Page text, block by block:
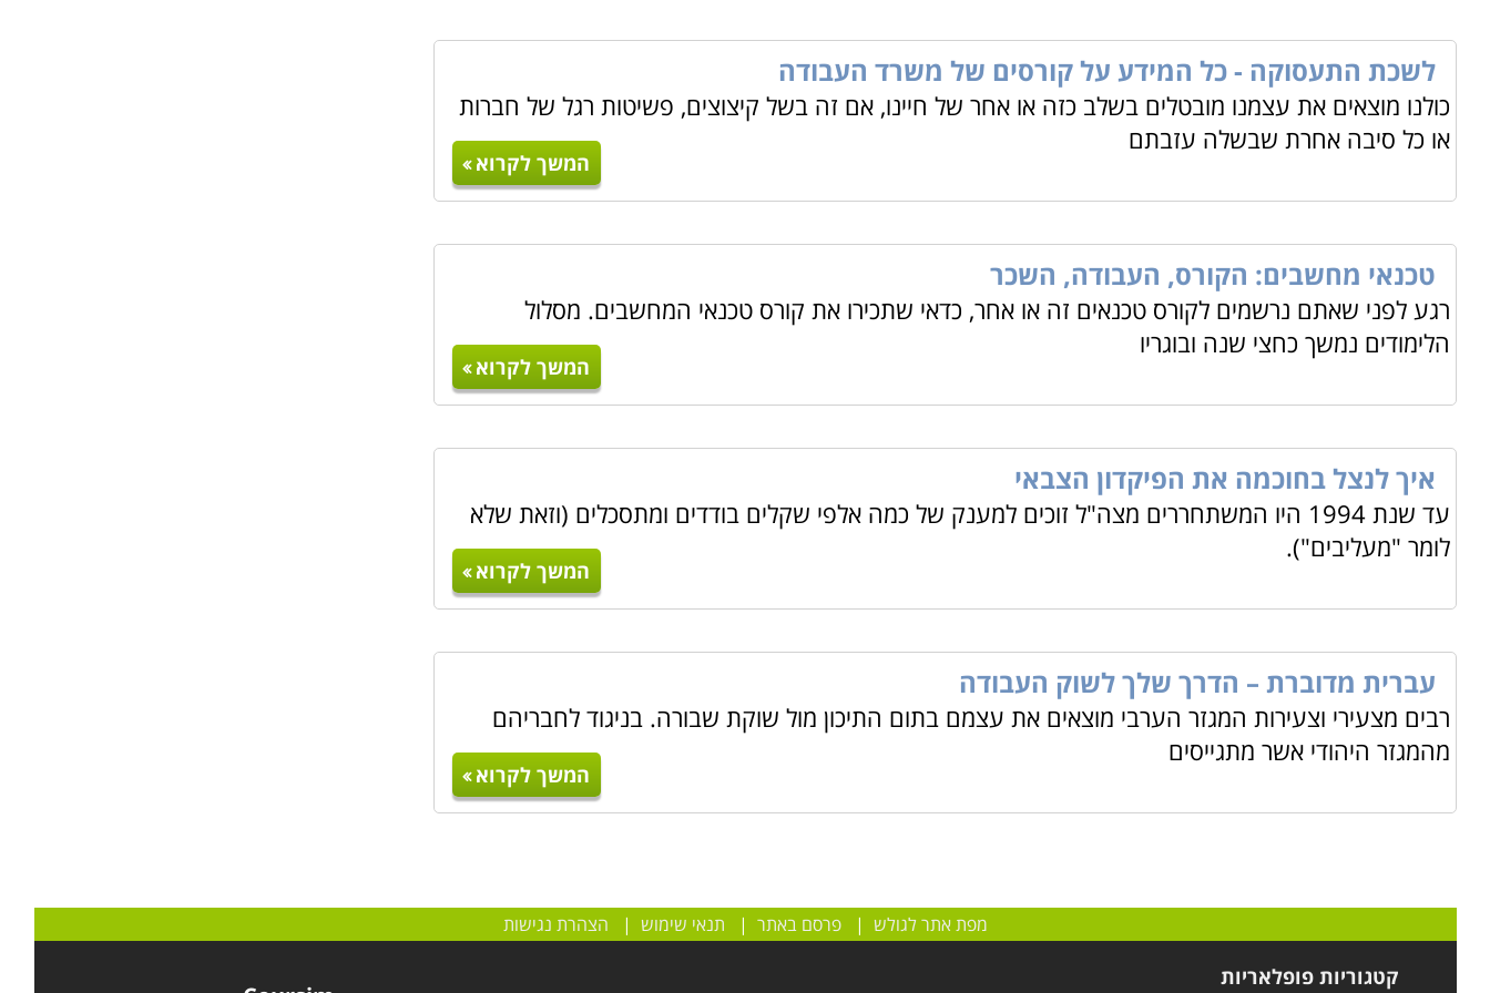
לשכת התעסוקה - כל המידע על קורסים של משרד העבודה
כולנו מוצאים את עצמנו מובטלים בשלב כזה או אחר של חיינו, אם זה בשל קיצוצים, פשיטות רגל של חברות
או כל סיבה אחרת שבשלה עזבתם
המשך לקרוא
טכנאי מחשבים: הקורס, העבודה, השכר
רגע לפני שאתם נרשמים לקורס טכנאים זה או אחר, כדאי שתכירו את קורס טכנאי המחשבים. מסלול
הלימודים נמשך כחצי שנה ובוגריו
המשך לקרוא
איך לנצל בחוכמה את הפיקדון הצבאי
עד שנת 1994 היו המשתחררים מצה"ל זוכים למענק של כמה אלפי שקלים בודדים ומתסכלים (וזאת שלא
לומר "מעליבים").
המשך לקרוא
עברית מדוברת – הדרך שלך לשוק העבודה
רבים מצעירי וצעירות המגזר הערבי מוצאים את עצמם בתום התיכון מול שוקת שבורה. בניגוד לחבריהם
מהמגזר היהודי אשר מתגייסים
המשך לקרוא
מפת אתר לגולש |פרסם באתר | תנאי שימוש | הצהרת נגישות
קטגוריות פופלאריות